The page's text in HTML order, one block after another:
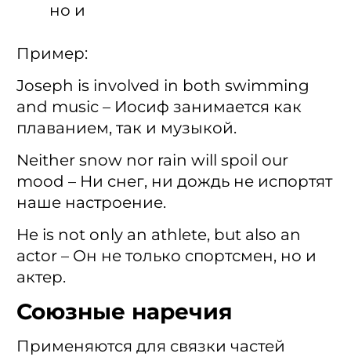
но и
Пример:
Joseph is involved in both swimming
and music – Иосиф занимается как
плаванием, так и музыкой.
Neither snow nor rain will spoil our
mood – Ни снег, ни дождь не испортят
наше настроение.
He is not only an athlete, but also an
actor – Он не только спортсмен, но и
актер.
Союзные наречия
Применяются для связки частей